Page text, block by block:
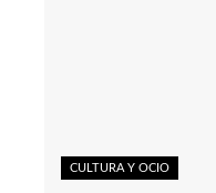
CULTURA Y OCIO